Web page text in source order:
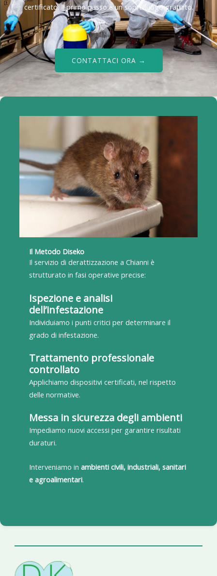
certificato. Il primo passo è un sopralluogo gratuito.
CONTATTACI ORA →
Il Metodo Diseko
Il servizio di derattizzazione a Chianni è
strutturato in fasi operative precise:
Ispezione e analisi
dell’infestazione
Individuiamo i punti critici per determinare il
grado di infestazione.
Trattamento professionale
controllato
Applichiamo dispositivi certificati, nel rispetto
delle normative.
Messa in sicurezza degli ambienti
Impediamo nuovi accessi per garantire risultati
duraturi.
Interveniamo in ambienti civili, industriali, sanitari
e agroalimentari.